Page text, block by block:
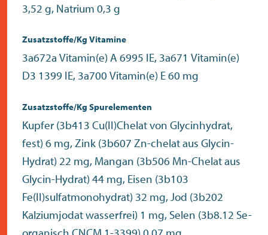
3,52 g, Natrium 0,3 g
Zusatzstoffe/Kg Vitamine
3a672a Vitamin(e) A 6995 IE, 3a671 Vitamin(e)
D3 1399 IE, 3a700 Vitamin(e) E 60 mg
Zusatzstoffe/Kg Spurelementen
Kupfer (3b413 Cu(II)Chelat von Glycinhydrat,
fest) 6 mg, Zink (3b607 Zn-chelat aus Glycin-
Hydrat) 22 mg, Mangan (3b506 Mn-Chelat aus
Glycin-Hydrat) 44 mg, Eisen (3b103
Fe(II)sulfatmonohydrat) 32 mg, Jod (3b202
Kalziumjodat wasserfrei) 1 mg, Selen (3b8.12 Se-